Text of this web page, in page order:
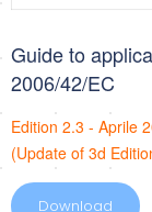
Guide to
2006/42/EC
Edition 2.3 - Aprile
(Update of 3d
Download